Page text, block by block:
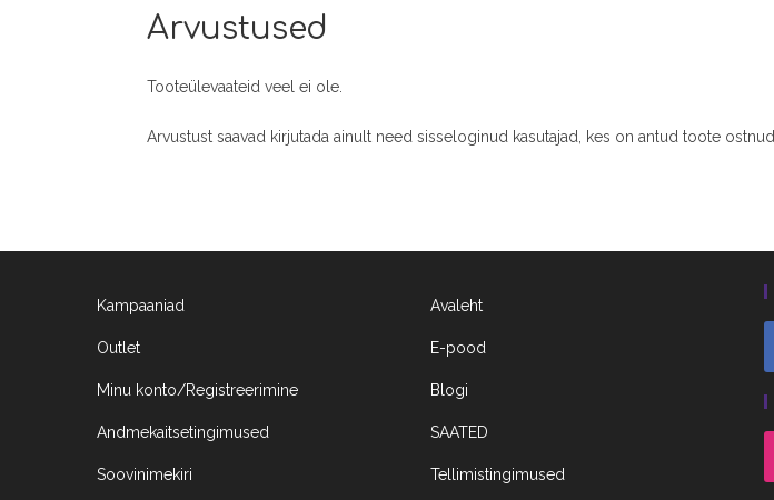
Arvustused
Tooteülevaateid veel ei ole.
Arvustust saavad kirjutada ainult need sisseloginud kasutajad, kes on antud toote ostnud.
Kampaaniad
Outlet
Minu konto/Registreerimine
Andmekaitsetingimused
Soovinimekiri
Avaleht
E-pood
Blogi
SAATED
Tellimistingimused